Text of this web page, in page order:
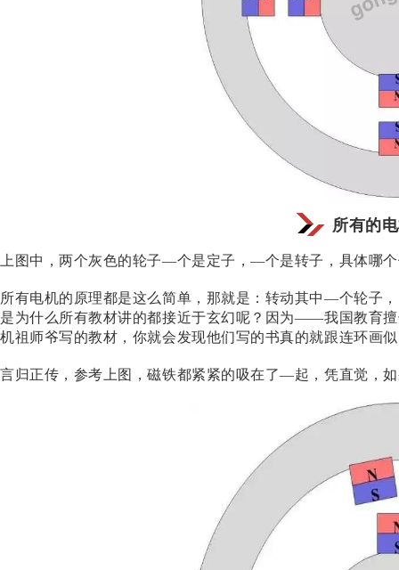
所有的
上图中，两个灰色的轮子—个是定子，—个是转子 ，具体哪
所有电机的原理都是这么简单，那就是：转动其中—个轮子
是为什么所有教材讲的都接近于玄幻呢？因为——我国教育擅
机祖师爷写的教材，你就会发现他们写的书真的就跟连环画
言归正传，参考上图，磁铁都紧紧的吸在了—起，凭直觉，